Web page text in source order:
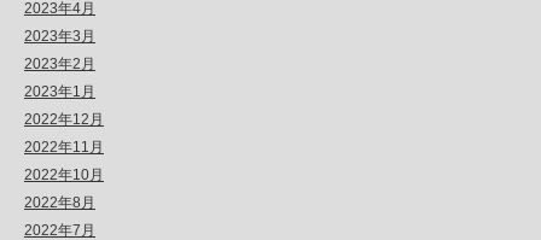
2023年4月
2023年3月
2023年2月
2023年1月
2022年12月
2022年11月
2022年10月
2022年8月
2022年7月